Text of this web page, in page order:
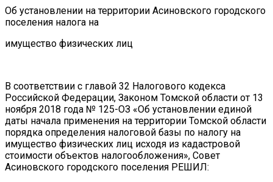
Об установлении на территории Асиновского городского
поселения налога на
имущество физических лиц
В соответствии с главой 32 Налогового кодекса
Российской Федерации, Законом Томской области от 13
ноября 2018 года № 125-ОЗ «Об установлении единой
даты начала применения на территории Томской области
порядка определения налоговой базы по налогу на
имущество физических лиц исходя из кадастровой
стоимости объектов налогообложения», Совет
Асиновского городского поселения РЕШИЛ: